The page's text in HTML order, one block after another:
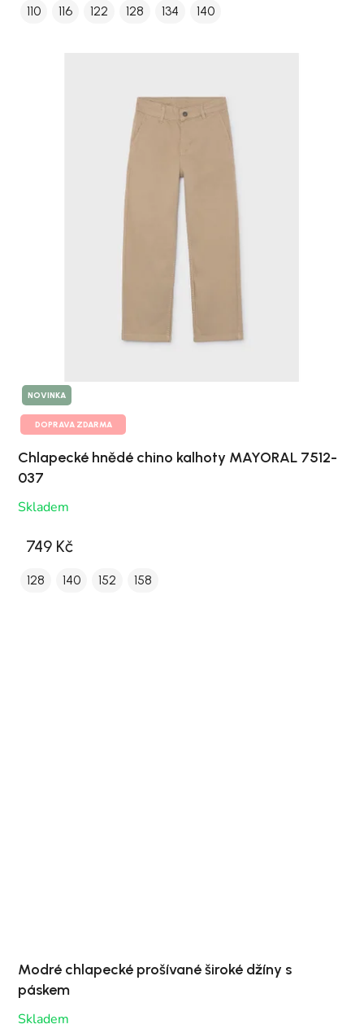
110 116 122 128 134 140
NOVINKA
DOPRAVA ZDARMA
Chlapecké hnědé chino kalhoty MAYORAL 7512-
037
Skladem
749 Kč
128 140 152 158
Modré chlapecké prošívané široké džíny s
páskem
Skladem